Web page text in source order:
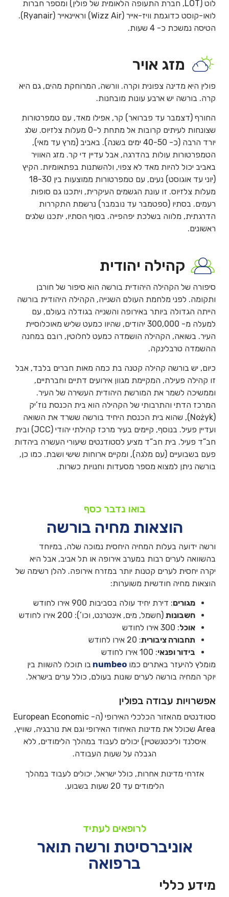
לוט (LOT, חברת התעופה הלאומית של פולין) ומספר חברות
לואו-קוסט כדוגמת וויז-אייר (Wizz Air) וראיינאייר (Ryanair).
הטיסה נמשכת כ- 4 שעות.
מזג אויר
פולין היא מדינה צפונית וקרה. וורשה, המרוחקת מהים, גם היא
קרה. בורשה יש ארבע עונות מובחנות.
החורף (דצמבר עד פברואר) קר, אפילו מאד, עם טמפרטורות
שצונחות לעיתים קרובות אל מתחת ל-0 מעלות צלזיוס. שלג
יורד הרבה (כ- 40-50 ימים בשנה). באביב (מרץ עד מאי),
הטמפרטורות עולות בהדרגה, אבל עדיין די קר. מזג האוויר
באביב יכול להיות מאד לא צפוי, ולהשתנות בפתאומיות. הקיץ
(יוני עד אוגוסט) נעים, עם טמפרטורות ממוצעות בין 18-30
מעלות צלזיוס. זו עונת הגשמים העיקרית, ויתכנו גם סופות
רעמים. בסתיו (ספטמבר עד נובמבר) נרשמת התקררות
הדרגתית, מלווה בשלכת יפהפייה. בסוף הסתיו, יתכנו שלגים
ראשונים.
קהילה יהודית
סיפורה של הקהילה היהודית בורשה הוא סיפור של חורבן
ותקומה. לפני מלחמת העולם השנייה, הקהילה היהודית בורשה
הייתה הגדולה ביותר באירופה והשנייה בגודלה בעולם, עם
למעלה מ- 300,000 יהודים, שהיוו כמעט שליש מאוכלוסיית
העיר. בשואה, הקהילה הושמדה כמעט לחלוטין, רובם במחנה
ההשמדה טרבלינקה.
כיום, יש בורשה קהילה קטנה בת כמה מאות חברים בלבד, אבל
זו קהילה פעילה, המקיימת מגוון אירועים דתיים וחברתיים,
וממשיכה לשמר את המורשת היהודית העשירה של העיר.
המרכז הדתי והתרבותי של הקהילה הוא בית הכנסת נוז’יק
(Nożyk), שהוא בית הכנסת היחיד בורשה ששרד את השואה
ועדיין פעיל. בנוסף, קיימים בעיר מרכז קהילתי יהודי (JCC) ובית
חב”ד פעיל. בית חב”ד מציע לסטודנטים שיעורי העשרה ביהדות
פעם בשבועיים (עם מלגה), ומקיים ארוחות שישי ושבת. כמו כן,
בורשה ניתן למצוא מספר מסעדות וחנויות כשרות.
בואו נדבר כסף
הוצאות מחיה בורשה
ורשה ידועה בעלות המחיה היחסית נמוכה שלה, במיוחד
בהשוואה לערים רבות במערב אירופה או תל אביב, אבל היא
יקרה יחסית לערים קטנות יותר במזרח אירופה. להלן רשימה של
הוצאות מחיה חודשיות משוערות:
מגורים: דירת יחיד עולה בסביבות 900 אירו לחודש
חשבונות (חשמל, מים, אינטרנט, וכו’): 200 אירו לחודש
אוכל: 300 אירו לחודש
תחבורה ציבורית: 20 אירו לחודש
בידור ופנאי: 100 אירו לחודש
מומלץ להיעזר באתרים כמו numbeo בו תוכלו להשוות בין
יוקר המחיה בורשה לערים שונות בעולם, כולל ערים בישראל.
אפשרויות עבודה בפולין
סטודנטים מהאזור הכלכלי האירופי (ה- European Economic
Area שכולל את מדינות האיחוד האירופי וגם את נורבגיה, שוויץ,
איסלנד וליכטנשטיין) יכולים לעבוד במהלך הלימודים, ללא
הגבלה על שעות העבודה.
אזרחי מדינות אחרות, כולל ישראל, יכולים לעבוד במהלך
הלימודים עד 20 שעות בשבוע.
לרופאים לעתיד
אוניברסיטת ורשה תואר
ברפואה
מידע כללי